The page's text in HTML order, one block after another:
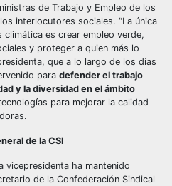
de Trabajo y Empleo de los
interlocutores sociales. “La única
es crear empleo verde,
y proteger a quien más lo
que a lo largo de los días
para defender el trabajo
y la diversidad en el ámbito
para mejorar la calidad
de la CSI
vicepresidenta ha mantenido
de la Confederación Sindical